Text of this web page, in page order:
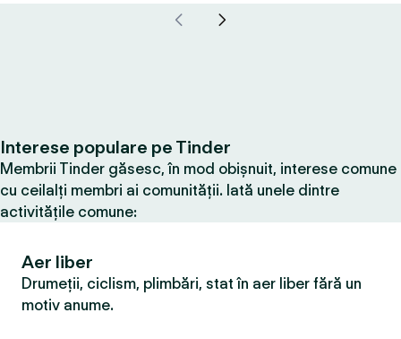
Interese populare pe Tinder
Membrii Tinder găsesc, în mod obișnuit, interese comune
cu ceilalți membri ai comunității. Iată unele dintre
activitățile comune:
Aer liber
Drumeții, ciclism, plimbări, stat în aer liber fără un
motiv anume.